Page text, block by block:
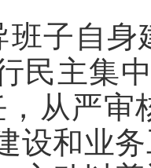
班子自
民主集
，从严审
设和业